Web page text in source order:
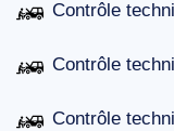
Contrôle
Contrôle
Contrôle